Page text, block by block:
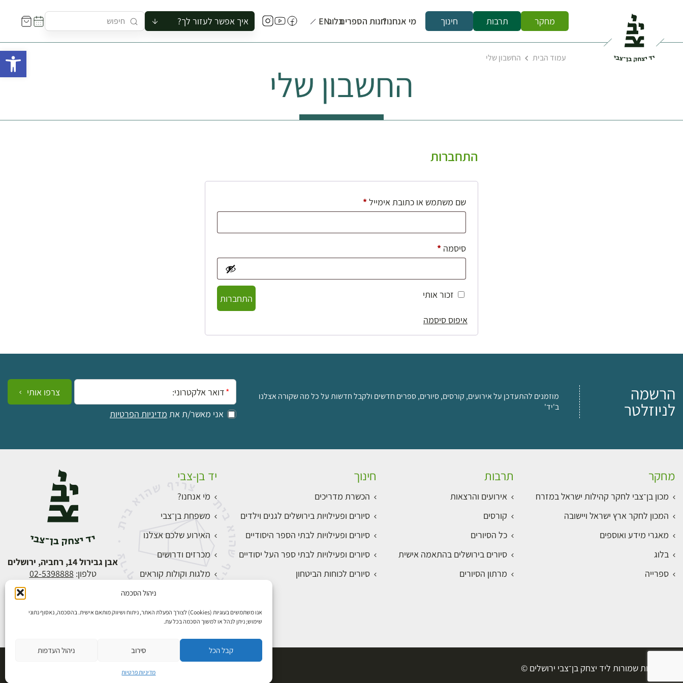
ניהול הסכמה
אנו משתמשים בעוגיות (Cookies) לצורך הפעלת האתר, ניתוח ושיווק מותאם אישית. בהסכמה, נאסוף נתוני
שימוש; ניתן לנהל או למשוך הסכמה בכל עת.
קבל הכל סירוב ניהול העדפות
מדיניות פרטיות
מחקר תרבות חינוך מי אנחנו?חנות הספריםבלוגEN איך אפשר לעזור לך?
להזמין סיור לקבוצה
לתאם ביקור בצריף
עמוד הבית החשבון שלי
החשבון שלי
התחברות
שם משתמש או כתובת אימייל*חובה
סיסמה*חובה
זכור אותי
התחברות
איפוס סיסמה
הרשמה
לניוזלטר
מוזמנים להתעדכן על אירועים, קורסים, סיורים, ספרים חדשים ולקבל חדשות על כל מה שקורה אצלנו
ב'יד'
אימייל:
אני מאשר/ת את מדיניות הפרטיות
צרפו אותי
מחקר
מכון בן־צבי לחקר קהילות ישראל במזרח
המכון לחקר ארץ ישראל ויישובה
מאגרי מידע ואוספים
בלוג
ספרייה
תרבות
אירועים והרצאות
קורסים
כל הסיורים
סיורים בירושלים בהתאמה אישית
מרתון הסיורים
חינוך
הכשרת מדריכים
סיורים ופעילויות בירושלים לגנים וילדים
סיורים ופעילויות לבתי הספר היסודיים
סיורים ופעילויות לבתי ספר העל יסודיים
סיורים לכוחות הביטחון
יד בן-צבי
מי אנחנו?
משפחת בן־צבי
האירוע שלכם אצלנו
מכרזים ודרושים
מלגות וקולות קוראים
התחברות
אבן גבירול 14, רחביה, ירושלים
טלפון: 02-5398888
כל הזכויות שמורות ליד יצחק בן־צבי ירושלים ©